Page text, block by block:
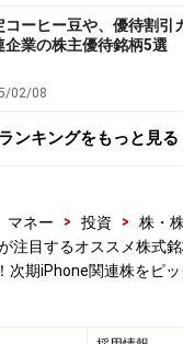
ださい。
せ】
、アンケート（2026/
ギフト券1000円分
ンケートやモニター企
コーヒー豆や、優待割引
企業の株主優待銘柄5選
02/08
ランキングをもっと見る
マネー > 投資 > 株・
注目するオススメ株式
次期iPhone関連株をピ